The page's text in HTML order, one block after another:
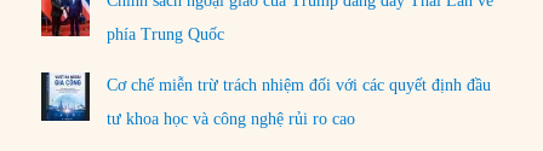
phía Trung Quốc
Cơ chế miễn trừ trách nhiệm đối với các quyết định đầu
tư khoa học và công nghệ rủi ro cao